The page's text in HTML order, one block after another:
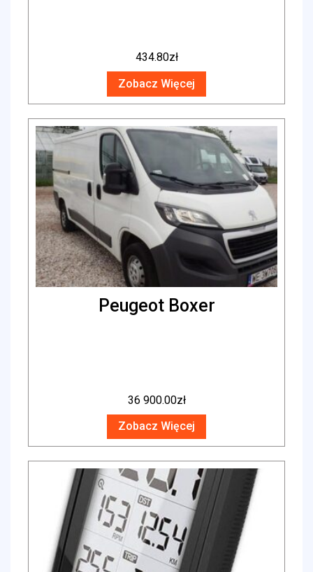
434.80zł
Zobacz Więcej
Peugeot Boxer
36 900.00zł
Zobacz Więcej